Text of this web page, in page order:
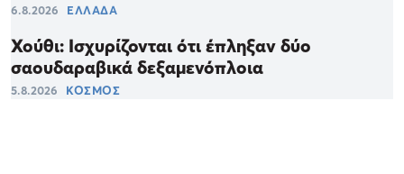
6.8.2026 ΕΛΛΑΔΑ
Χούθι: Ισχυρίζονται ότι έπληξαν δύο
σαουδαραβικά δεξαμενόπλοια
5.8.2026 ΚΟΣΜΟΣ